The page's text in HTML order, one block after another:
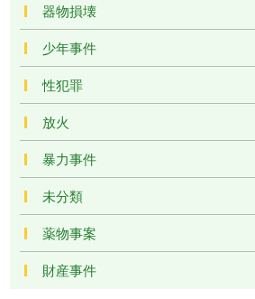
器物損壊
少年事件
性犯罪
放火
暴力事件
未分類
薬物事案
財産事件